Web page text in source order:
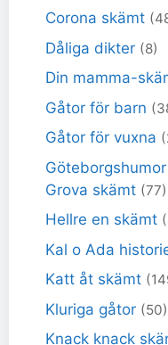
Corona skämt
Dåliga dikter (8)
Din mamma-
Gåtor för barn
Gåtor för vuxna
Göteborgshumor
Grova skämt (77)
Hellre en skämt
Kal o Ada
Katt åt skämt
Kluriga gåtor (50)
Knack knack